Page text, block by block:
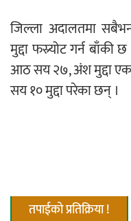
नदी
आदेश
जिल्ला अदालतमा
मुद्दा फस्र्योट गर्न
आठ सय २७, अंश मुद्दा एक
सय १० मुद्दा परेका छन् ।
तपाईको प्रतिक्रिया !